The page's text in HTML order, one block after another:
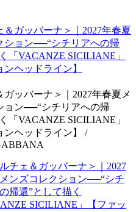
ガッバーナ＞｜2027年春夏メ
ョン──“シチリアへの帰
「VACANZE SICILIANE」
ンヘッドライン】 /